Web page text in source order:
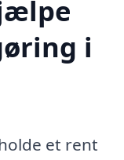
i
et rent